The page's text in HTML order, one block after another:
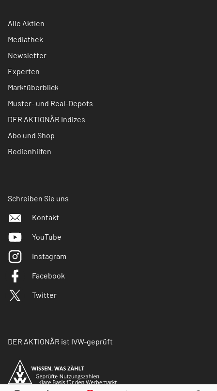
Alle Aktien
Mediathek
Newsletter
Experten
Marktüberblick
Muster- und Real-Depots
DER AKTIONÄR Indizes
Abo und Shop
Bedienhilfen
Schreiben Sie uns
Kontakt
YouTube
Instagram
Facebook
Twitter
DER AKTIONÄR ist IVW-geprüft